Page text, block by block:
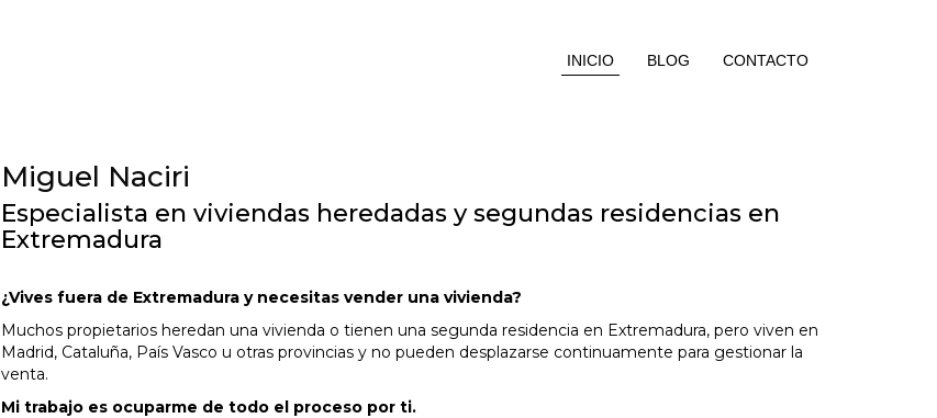
INICIO BLOG CONTACTO
Miguel Naciri
Especialista en viviendas heredadas y segundas residencias en
Extremadura
¿Vives fuera de Extremadura y necesitas vender una vivienda?
Muchos propietarios heredan una vivienda o tienen una segunda residencia en Extremadura, pero viven en
Madrid, Cataluña, País Vasco u otras provincias y no pueden desplazarse continuamente para gestionar la
venta.
Mi trabajo es ocuparme de todo el proceso por ti.